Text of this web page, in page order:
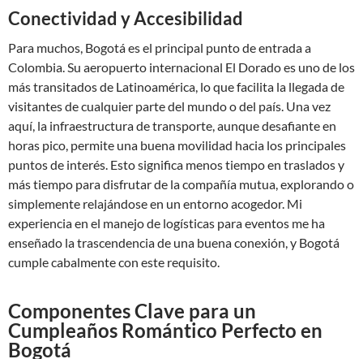
Conectividad y Accesibilidad
Para muchos, Bogotá es el principal punto de entrada a
Colombia. Su aeropuerto internacional El Dorado es uno de los
más transitados de Latinoamérica, lo que facilita la llegada de
visitantes de cualquier parte del mundo o del país. Una vez
aquí, la infraestructura de transporte, aunque desafiante en
horas pico, permite una buena movilidad hacia los principales
puntos de interés. Esto significa menos tiempo en traslados y
más tiempo para disfrutar de la compañía mutua, explorando o
simplemente relajándose en un entorno acogedor. Mi
experiencia en el manejo de logísticas para eventos me ha
enseñado la trascendencia de una buena conexión, y Bogotá
cumple cabalmente con este requisito.
Componentes Clave para un
Cumpleaños Romántico Perfecto en
Bogotá